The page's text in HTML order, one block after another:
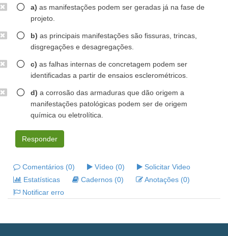
a) as manifestações podem ser geradas já na fase de
projeto.
b) as principais manifestações são fissuras, trincas,
disgregações e desagregações.
c) as falhas internas de concretagem podem ser
identificadas a partir de ensaios esclerométricos.
d) a corrosão das armaduras que dão origem a
manifestações patológicas podem ser de origem
química ou eletrolítica.
Responder
Comentários (0) Vídeo (0)
Solicitar Video
Estatísticas
Cadernos (0)
Anotações (0)
Notificar erro